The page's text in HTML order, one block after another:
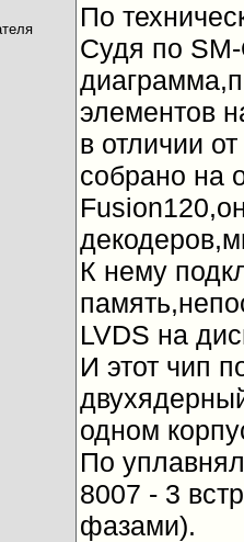
По
Судя по
элементов
в отличии
собрано на
К нему
LVDS на
И этот чип
одном
По
8007 - 3
фазами).